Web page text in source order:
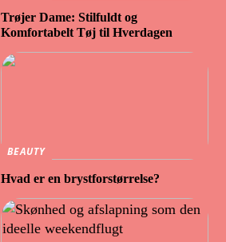
Trøjer Dame: Stilfuldt og
Komfortabelt Tøj til Hverdagen
BEAUTY
Hvad er en brystforstørrelse?